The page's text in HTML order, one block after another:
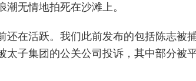
无情地拍死在沙滩上。
还在活跃。我们此前发布的包括陈志被
太子集团的公关公司投诉，其中部分被